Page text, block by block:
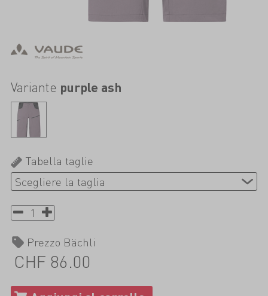
Variante purple ash
Tabella taglie
Prezzo Bächli
CHF 86.00